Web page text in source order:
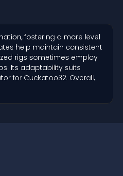
fostering a more level
help maintain consistent
rigs sometimes employ
Its adaptability suits
for Cuckatoo32. Overall,